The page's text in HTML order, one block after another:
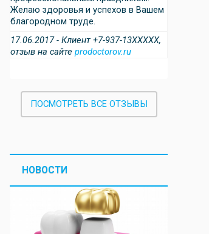
Желаю здоровья и успехов в Вашем
благородном труде.
17.06.2017 - Клиент +7-937-13XXXXX,
отзыв на сайте prodoctorov.ru
ПОСМОТРЕТЬ ВСЕ ОТЗЫВЫ
НОВОСТИ